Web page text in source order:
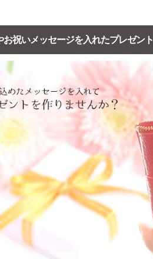
お祝いメッセージを入れたプレゼン